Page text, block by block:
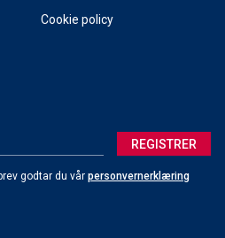
Cookie policy
REGISTRER
godtar du vår personvernerklæring